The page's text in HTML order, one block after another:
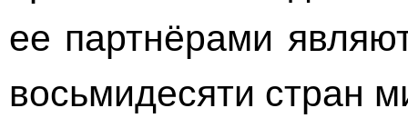
ее партнёрами
восьмидесяти стран